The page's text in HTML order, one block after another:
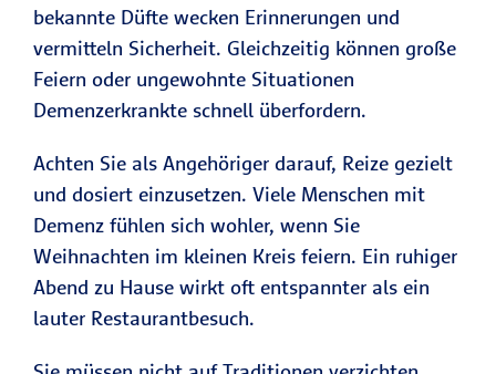
bekannte Düfte wecken Erinnerungen und
vermitteln Sicherheit. Gleichzeitig können große
Feiern oder ungewohnte Situationen
Demenzerkrankte schnell überfordern.
Achten Sie als Angehöriger darauf, Reize gezielt
und dosiert einzusetzen. Viele Menschen mit
Demenz fühlen sich wohler, wenn Sie
Weihnachten im kleinen Kreis feiern. Ein ruhiger
Abend zu Hause wirkt oft entspannter als ein
lauter Restaurantbesuch.